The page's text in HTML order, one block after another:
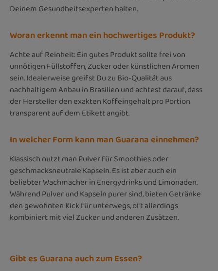
Deinem Gesundheitsexperten halten.
Woran erkennt man ein hochwertiges Produkt?
Achte auf Reinheit: Ein gutes Produkt sollte frei von
unnötigen Füllstoffen, Zucker oder künstlichen Aromen
sein. Idealerweise greifst Du zu Bio-Qualität aus
nachhaltigem Anbau in Brasilien und achtest darauf, dass
der Hersteller den exakten Koffeingehalt pro Portion
transparent auf dem Etikett angibt.
In welcher Form kann man Guarana einnehmen?
Klassisch nutzt man Pulver für Smoothies oder
geschmacksneutrale Kapseln. Es ist aber auch ein
beliebter Wachmacher in Energydrinks und Limonaden.
Während Pulver und Kapseln purer sind, bieten Getränke
den gewohnten Kick für unterwegs, oft allerdings
kombiniert mit viel Zucker und anderen Zusätzen.
Gibt es Guarana auch zum Essen?